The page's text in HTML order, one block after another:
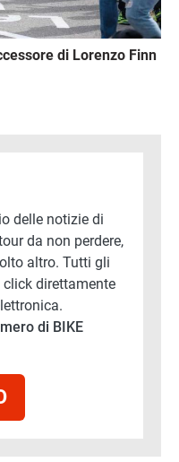
di Lorenzo Finn
delle notizie di
da non perdere,
altro. Tutti gli
direttamente
di BIKE